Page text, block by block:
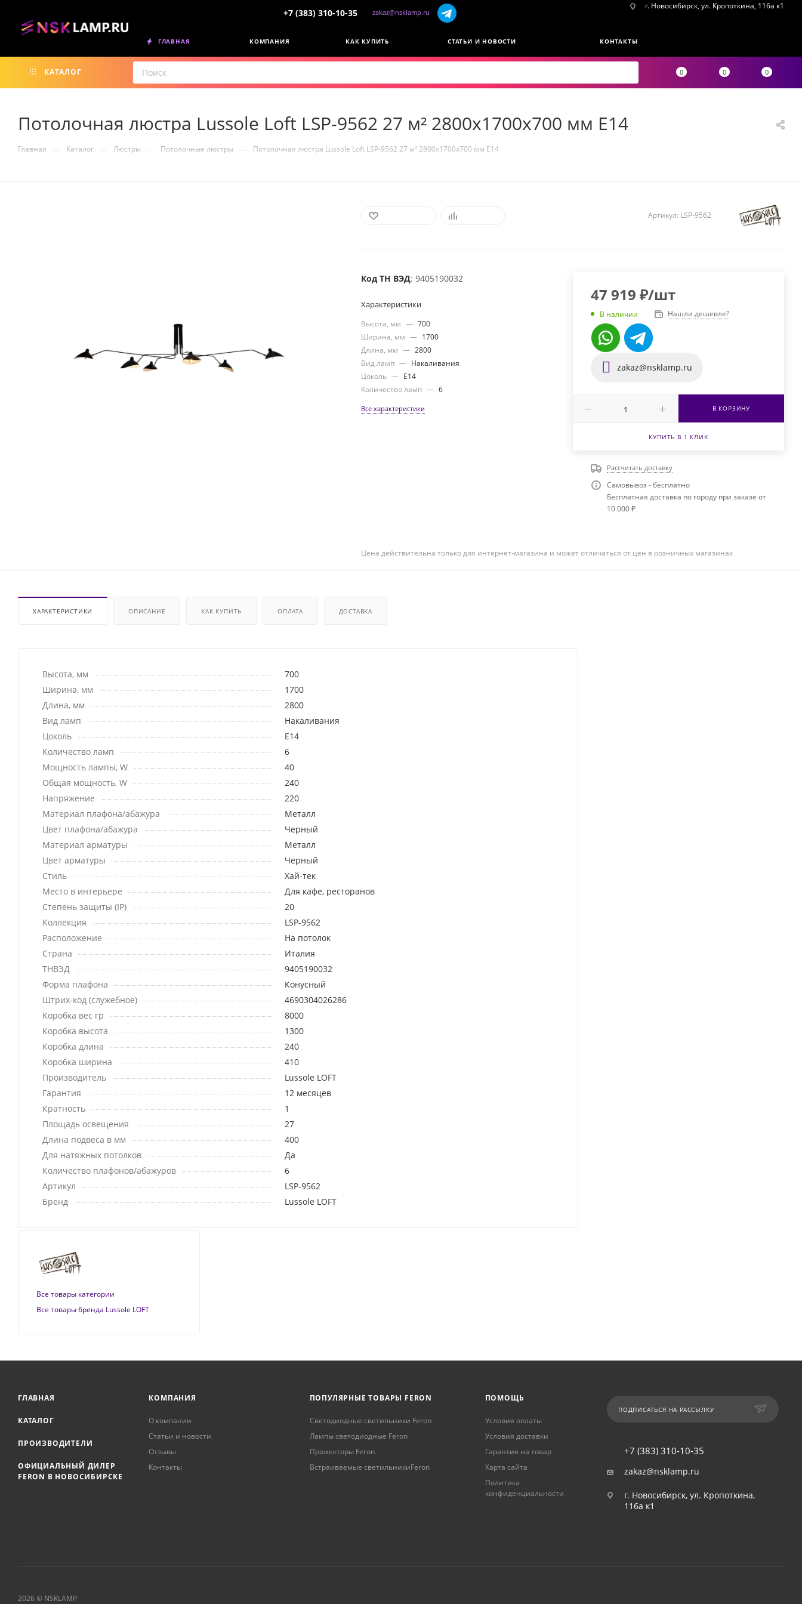
+7 (383) 310-10-35 zakaz@nsklamp.ru
г. Новосибирск, ул. Кропоткина, 116а к1
ГЛАВНАЯ КОМПАНИЯ КАК КУПИТЬ СТАТЬИ И НОВОСТИ КОНТАКТЫ
0 0 0
КАТАЛОГ
Потолочная люстра Lussole Loft LSP-9562 27 м² 2800x1700x700 мм E14
Главная — Каталог — Люстры — Потолочные люстры — Потолочная люстра Lussole Loft LSP-9562 27 м² 2800x1700x700 мм E14
Артикул: LSP-9562
Код ТН ВЭД: 9405190032
Характеристики
Высота, мм — 700
Ширина, мм — 1700
Длина, мм — 2800
Вид ламп — Накаливания
Цоколь — E14
Количество ламп — 6
Все характеристики
47 919 ₽/шт
В наличии Нашли дешевле?
zakaz@nsklamp.ru
В КОРЗИНУ
КУПИТЬ В 1 КЛИК
Рассчитать доставку
Самовывоз - бесплатно
Бесплатная доставка по городу при заказе от
10 000 ₽
Цена действительна только для интернет-магазина и может отличаться от цен в розничных магазинах
ХАРАКТЕРИСТИКИ ОПИСАНИЕ КАК КУПИТЬ ОПЛАТА ДОСТАВКА
Высота, мм
700
Ширина, мм
1700
Длина, мм
2800
Вид ламп
Накаливания
Цоколь
E14
Количество ламп
6
Мощность лампы, W
40
Общая мощность, W
240
Напряжение
220
Материал плафона/абажура
Металл
Цвет плафона/абажура
Черный
Материал арматуры
Металл
Цвет арматуры
Черный
Стиль
Хай-тек
Место в интерьере
Для кафе, ресторанов
Степень защиты (IP)
20
Коллекция
LSP-9562
Расположение
На потолок
Страна
Италия
ТНВЭД
9405190032
Форма плафона
Конусный
Штрих-код (служебное)
4690304026286
Коробка вес гр
8000
Коробка высота
1300
Коробка длина
240
Коробка ширина
410
Производитель
Lussole LOFT
Гарантия
12 месяцев
Кратность
1
Площадь освещения
27
Длина подвеса в мм
400
Для натяжных потолков
Да
Количество плафонов/абажуров
6
Артикул
LSP-9562
Бренд
Lussole LOFT
Все товары категории
Все товары бренда Lussole LOFT
ГЛАВНАЯ
КАТАЛОГ
ПРОИЗВОДИТЕЛИ
ОФИЦИАЛЬНЫЙ ДИЛЕР
FERON В НОВОСИБИРСКЕ
КОМПАНИЯ
О компании
Статьи и новости
Отзывы
Контакты
ПОПУЛЯРНЫЕ ТОВАРЫ FERON
Светодиодные светильники Feron
Лампы светодиодные Feron
Прожекторы Feron
Встраиваемые светильникиFeron
ПОМОЩЬ
Условия оплаты
Условия доставки
Гарантия на товар
Карта сайта
Политика
конфиденциальности
ПОДПИСАТЬСЯ НА РАССЫЛКУ
+7 (383) 310-10-35
zakaz@nsklamp.ru
г. Новосибирск, ул. Кропоткина,
116а к1
2026 © NSKLAMP